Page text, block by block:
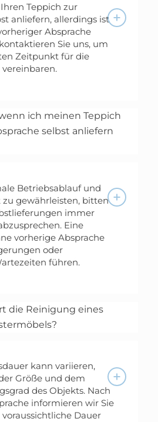
Teppich zur
anliefern, allerdings ist
Absprache
Sie uns, um
Zeitpunkt für die
ich meinen Teppich
selbst anliefern
Betriebsablauf und
zu gewährleisten, bitten
immer
Eine
vorherige Absprache
oder
führen.
die Reinigung eines
kann variieren,
Größe und dem
des Objekts. Nach
informieren wir Sie
Dauer